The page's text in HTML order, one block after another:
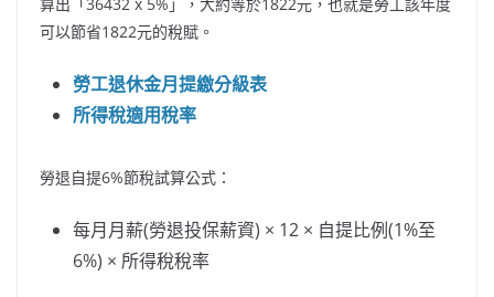
可以節省1822元的稅賦。
勞工退休金月提繳分級表
所得稅適用稅率
勞退自提6%節稅試算公式：
每月月薪(勞退投保薪資) × 12 × 自提比例(1%至
6%) × 所得稅稅率